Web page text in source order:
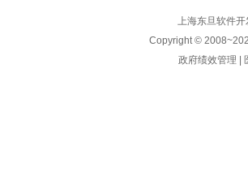
上海东旦软件
Copyright © 2008~
政府绩效管理 |